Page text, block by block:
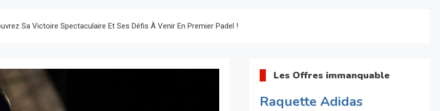
Sa Victoire Spectaculaire Et Ses Défis À Venir En Premier Padel !
Les Offres immanquable
Raquette Adidas